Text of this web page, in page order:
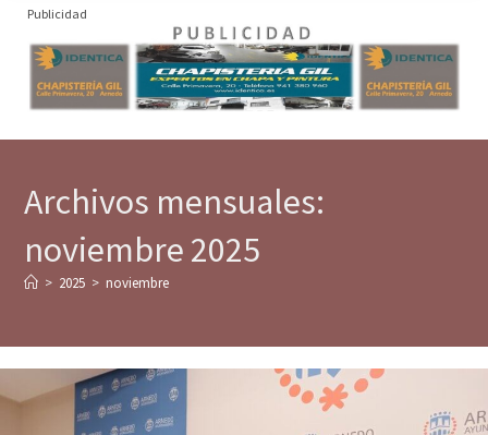
Publicidad
Archivos mensuales:
noviembre 2025
> 2025 > noviembre